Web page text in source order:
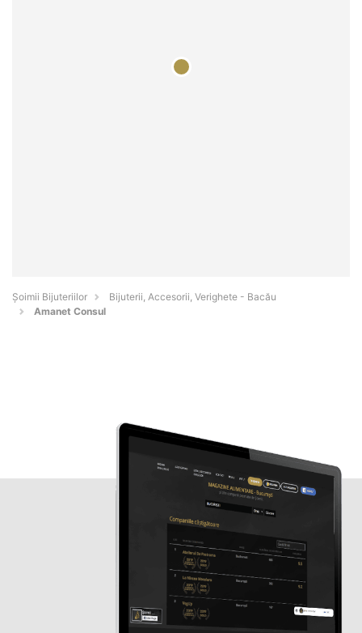
Şoimii Bijuteriilor
Bijuterii, Accesorii, Verighete - Bacău
Amanet Consul